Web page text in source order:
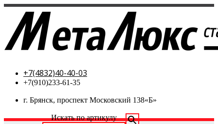
+7(4832)40-40-03
+7(910)233-61-35
г. Брянск, проспект Московский 138«Б»
Искать по артикулу